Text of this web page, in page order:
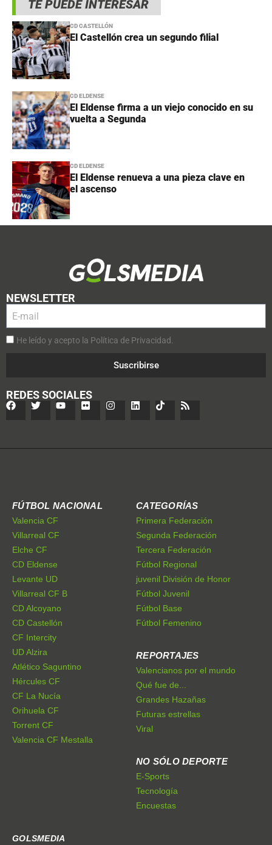
TE PUEDE INTERESAR
CD CASTELLÓN
El Castellón crea un segundo filial
CD ELDENSE
El Eldense firma a un viejo conocido en su
vuelta a Segunda
CD ELDENSE
El Eldense renueva a una pieza clave en
el ascenso
NEWSLETTER
He leído y acepto la Política de Privacidad.
Suscribirse
REDES SOCIALES
FÚTBOL NACIONAL
Valencia CF
Villarreal CF
Elche CF
CD Eldense
Levante UD
Villarreal CF B
CD Alcoyano
CD Castellón
CF Intercity
UD Alzira
Atlético Saguntino
Hércules CF
CF La Nucía
Orihuela CF
Torrent CF
Valencia CF Mestalla
CATEGORÍAS
Primera Federación
Segunda Federación
Tercera Federación
Fútbol Regional
juvenil División de Honor
Fútbol Juvenil
Fútbol Base
Fútbol Femenino
REPORTAJES
Valencianos por el mundo
Qué fue de...
Grandes Hazañas
Futuras estrellas
Viral
NO SÓLO DEPORTE
E-Sports
Tecnología
Encuestas
GOLSMEDIA